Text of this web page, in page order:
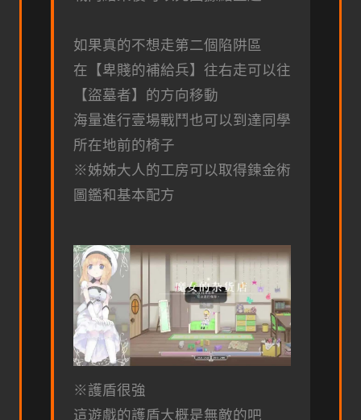
如果真的不想走第二個陷阱區
在【卑賤的補給兵】往右走可以往
【盜墓者】的方向移動
海量進行壹場戰鬥也可以到達同學
所在地前的椅子
※姊姊大人的工房可以取得鍊金術
圖鑑和基本配方
※護盾很強
這遊戲的護盾大概是無敵的吧